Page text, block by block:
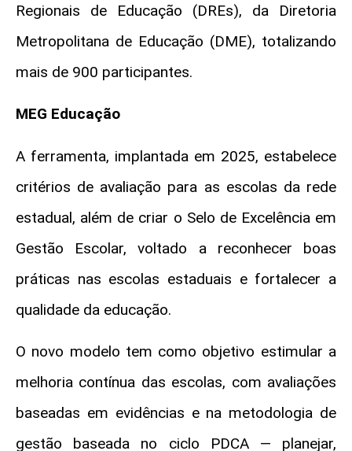
Regionais de Educação (DREs), da Diretoria
Metropolitana de Educação (DME), totalizando
mais de 900 participantes.
MEG Educação
A ferramenta, implantada em 2025, estabelece
critérios de avaliação para as escolas da rede
estadual, além de criar o Selo de Excelência em
Gestão Escolar, voltado a reconhecer boas
práticas nas escolas estaduais e fortalecer a
qualidade da educação.
O novo modelo tem como objetivo estimular a
melhoria contínua das escolas, com avaliações
baseadas em evidências e na metodologia de
gestão baseada no ciclo PDCA — planejar,